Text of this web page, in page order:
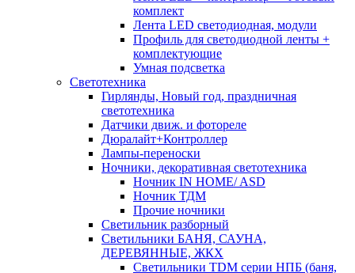
комплект
Лента LED светодиодная, модули
Профиль для светодиодной ленты +
комплектующие
Умная подсветка
Светотехника
Гирлянды, Новый год, праздничная
светотехника
Датчики движ. и фотореле
Дюралайт+Контроллер
Лампы-переноски
Ночники, декоративная светотехника
Ночник IN HOME/ ASD
Ночник ТДМ
Прочие ночники
Светильник разборный
Светильники БАНЯ, САУНА,
ДЕРЕВЯННЫЕ, ЖКХ
Светильники TDM серии НПБ (баня,